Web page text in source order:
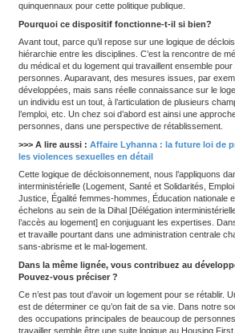
chez-soi d’abord » à laDélégation
l'accès au logement (Dihal).
ASH : « Un chez-soi d’abord » a été
dizaine d’années avant d’entrer
territoire. Son efficacité est
repose-t-il ?
Raphaël Bouloudnine :Ce dispositif
d’abord», inspiré duHousing Firstné
renverse le modèle classique d’accès à
pas que les personnes aillent mieux
contraire proposé d’emblée, parce que
partir duquel on peut accompagner les
approche, dont l’utilité est reconnue
d’abord fonctionnait, permettant de
quinquennaux pour cette politique
Pourquoi ce dispositif fonctionne-t-il
Avant tout, parce qu’il repose sur une
hiérarchie entre les disciplines. C’est la